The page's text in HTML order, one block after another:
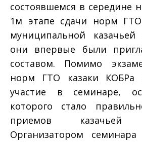
состоявшемся в середине
1­м этапе сдачи норм ГТО
муниципальной
они впервые были
составом. Помимо
норм ГТО казаки КОБРа
участие в семинаре,
которого стало
приемов казачьей
Организатором